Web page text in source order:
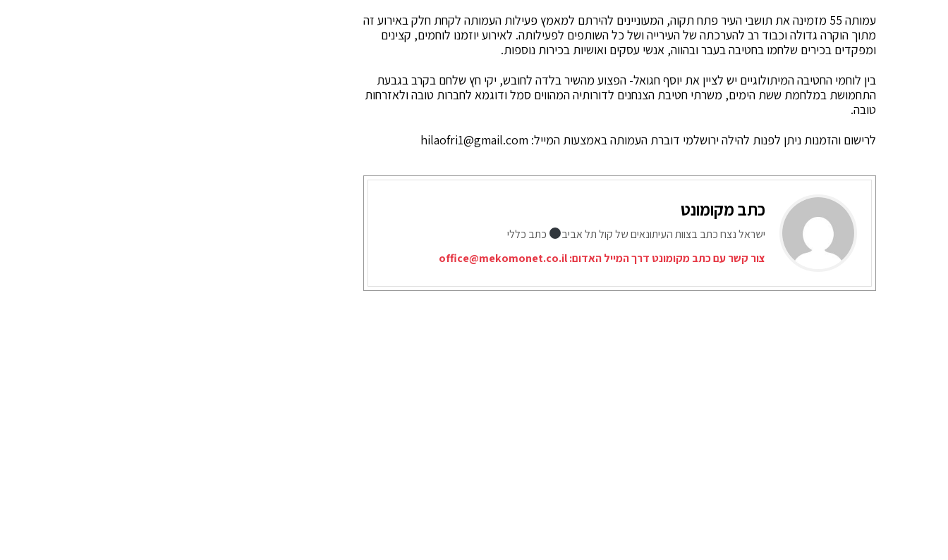
עמותה 55 מזמינה את תושבי העיר פתח תקוה, המעוניינים להירתם למאמץ פעילות העמותה לקחת חלק באירוע זה
מתוך הוקרה גדולה וכבוד רב להערכתה של העירייה ושל כל השותפים לפעילותה. לאירוע יוזמנו לוחמים, קצינים
ומפקדים בכירים שלחמו בחטיבה בעבר ובהווה, אנשי עסקים ואושיות בכירות נוספות.
בין לוחמי החטיבה המיתולוגיים יש לציין את יוסף חגואל- הפצוע מהשיר בלדה לחובש, יקי חץ שלחם בקרב בגבעת
התחמושת במלחמת ששת הימים, משרתי חטיבת הצנחנים לדורותיה המהווים סמל ודוגמא לחברות טובה ולאזרחות
טובה.
לרישום והזמנות ניתן לפנות להילה ירושלמי דוברת העמותה באמצעות המייל: hilaofri1@gmail.com
כתב מקומונט
ישראל נצח כתב בצוות העיתונאים של קול תל אביב
כתב כללי
צור קשר עם כתב מקומונט דרך המייל האדום:office@mekomonet.co.il